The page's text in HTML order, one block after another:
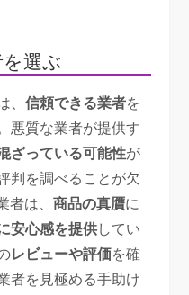
選ぶ
、信頼できる業者を
悪質な業者が提供す
ざっている可能性が
判を調べることが欠
者は、商品の真贋に
安心感を提供してい
レビューや評価を確
者を見極める手助け